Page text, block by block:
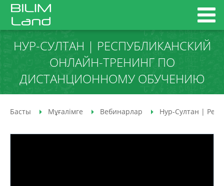
НУР-СУЛТАН | РЕСПУБЛИКАНСКИЙ
ОНЛАЙН-ТРЕНИНГ ПО
ДИСТАНЦИОННОМУ ОБУЧЕНИЮ
Басты Мұғалімге Вебинарлар Нур-Султан |